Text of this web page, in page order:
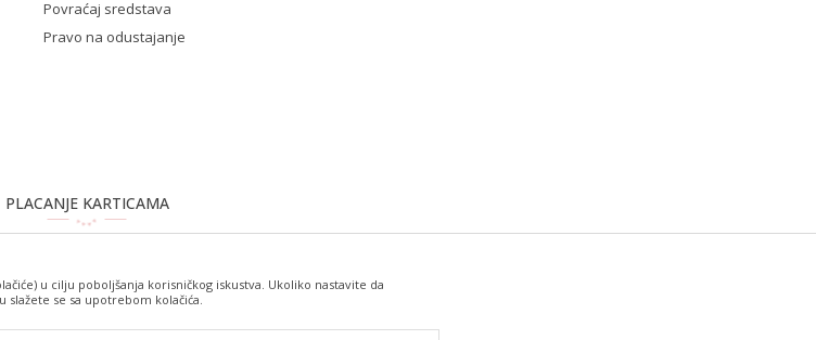
Povraćaj sredstava
Pravo na odustajanje
PLACANJE KARTICAMA
garantovati da su sve informacije kompletne i bez grešaka. Svi artikli prikazani na sajtu su deo naše ponude i
u cilju poboljšanja korisničkog iskustva. Ukoliko nastavite da
se sa upotrebom kolačića.